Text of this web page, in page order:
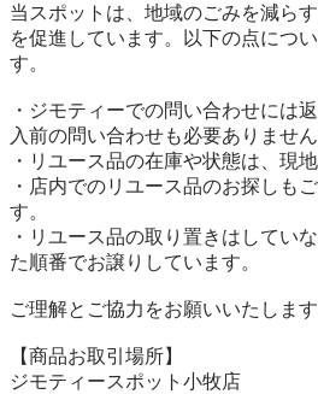
当スポットは、地域のごみを減ら
を促進しています。以下の点につ
す。
・ジモティーでの問い合わせには
入前の問い合わせも必要ありません
・リユース品の在庫や状態は、現
・店内でのリユース品のお探しも
す。
・リユース品の取り置きはしてい
た順番でお譲りしています。
ご理解とご協力をお願いいたします
【商品お取引場所】
ジモティースポット小牧店